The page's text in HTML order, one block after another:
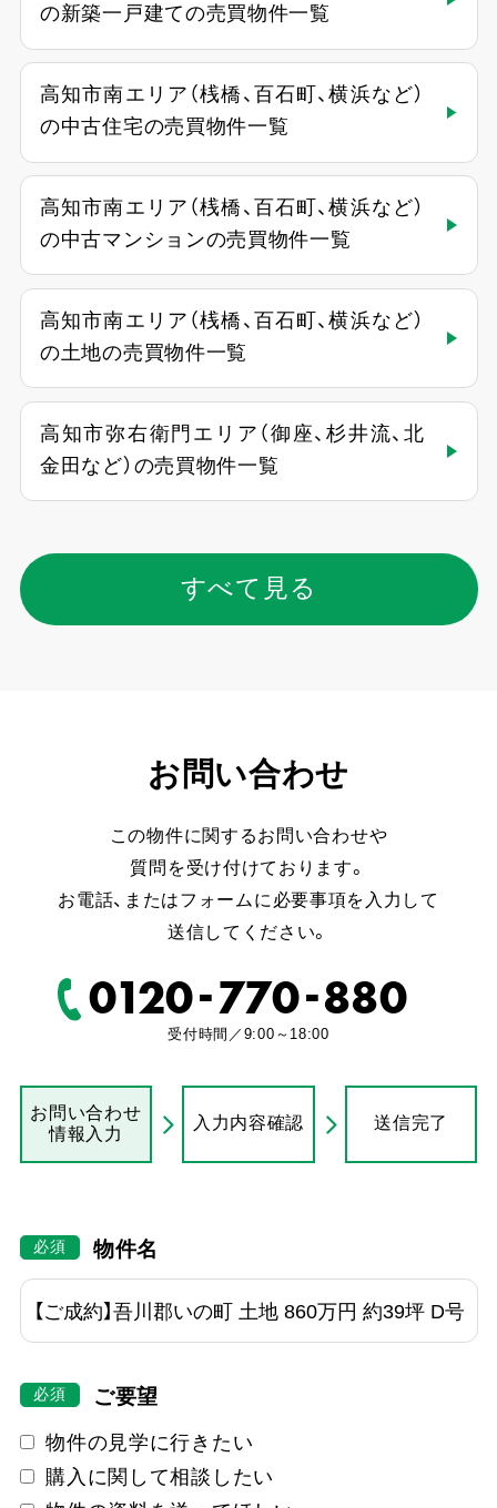
の新築一戸建ての売買物件一覧
高知市南エリア（桟橋、百石町、横浜など）
の中古住宅の売買物件一覧
高知市南エリア（桟橋、百石町、横浜など）
の中古マンションの売買物件一覧
高知市南エリア（桟橋、百石町、横浜など）
の土地の売買物件一覧
高知市弥右衛門エリア（御座、杉井流、北
金田など）の売買物件一覧
すべて見る
お問い合わせ
この物件に関するお問い合わせや
質問を受け付けております。
お電話、またはフォームに必要事項を入力して
送信してください。
0120-770-880
受付時間／9:00～18:00
お問い合わせ
情報入力
入力内容確認 送信完了
物件名
ご要望
物件の見学に行きたい
購入に関して相談したい